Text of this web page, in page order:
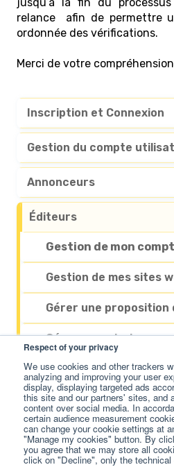
Respect of your privacy
We use cookies and other trackers
analyzing and improving your user
display, displaying targeted ads
this site and our partners' sites, and
content over social media. In
certain audience measurement
can change your cookie settings at
"Manage my cookies" button. By
you agree that we may store all
click on "Decline", only the
relance afin de permettre
ordonnée des vérifications.
Merci de votre
Inscription et Connexion
Questions générales
Gestion du compte
Personnaliser mon
Annonceurs
Recherche dans notre
Publier un contenu ou
Passer une commande
Paiement &
Gérer une commande
Gérer mon compte
Mes services
Éditeurs
Gestion de mon
Gestion de mes sites
Gérer une proposition
Gérer une mission en
Message d'erreur sur
cours
Retrait de mes gains